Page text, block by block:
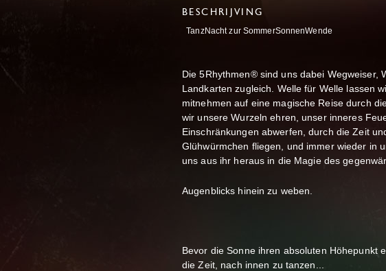
BESCHRIJVING
TanzNacht zur SommerSonnenWende
Die 5Rhythmen® sind uns dabei Wegweiser,
Landkarten zugleich. Welle für Welle lassen
mitnehmen auf eine magische Reise durch
wir unsere Wurzeln ehren, unser inneres
Einschränkungen abwerfen, durch die Zeit
Glühwürmchen fliegen, und immer wieder in
uns aus ihr heraus in die Magie des
Augenblicks hinein zu weben.
Bevor die Sonne ihren absoluten Höhepunkt
die Zeit, nach innen zu tanzen...